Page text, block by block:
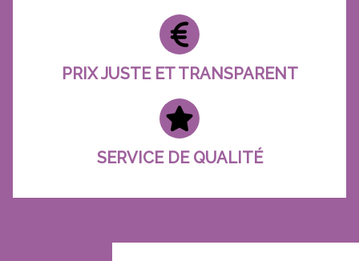
PRIX JUSTE ET TRANSPARENT
SERVICE DE QUALITÉ